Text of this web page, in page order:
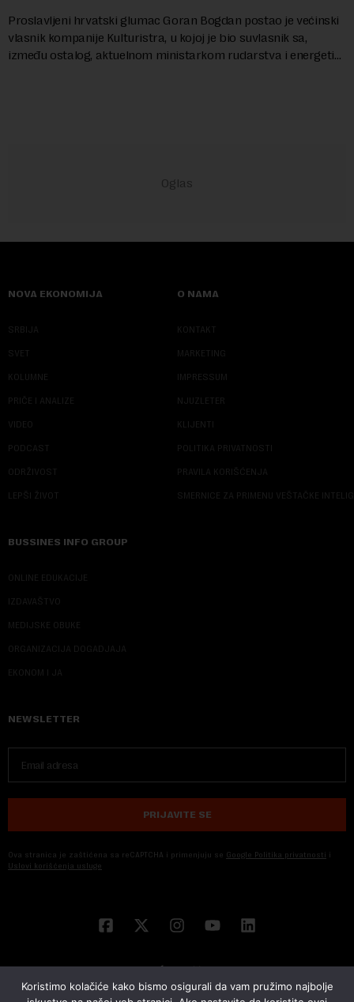
Proslavljeni hrvatski glumac Goran Bogdan postao je većinski
vlasnik kompanije Kulturistra, u kojoj je bio suvlasnik sa,
između ostalog, aktuelnom ministarkom rudarstva i energetike
NOVA EKONOMIJA
SRBIJA
SVET
KOLUMNE
PRIČE I ANALIZE
VIDEO
PODCAST
ODRŽIVOST
LEPŠI ŽIVOT
O NAMA
KONTAKT
MARKETING
IMPRESSUM
NJUZLETER
KLIJENTI
POLITIKA PRIVATNOSTI
PRAVILA KORIŠĆENJA
SMERNICE ZA PRIMENU VEŠTAČKE
BUSSINES INFO GROUP
ONLINE EDUKACIJE
IZDAVAŠTVO
MEDIJSKE OBUKE
ORGANIZACIJA DOGADJAJA
EKONOM I JA
NEWSLETTER
PRIJAVITE SE
Ova stranica je zaštićena sa reCAPTCHA i primenjuju se Google Politika privatnosti i
Uslovi korišćenja usluge
Koristimo kolačiće kako bismo osigurali da vam pružimo najbolje